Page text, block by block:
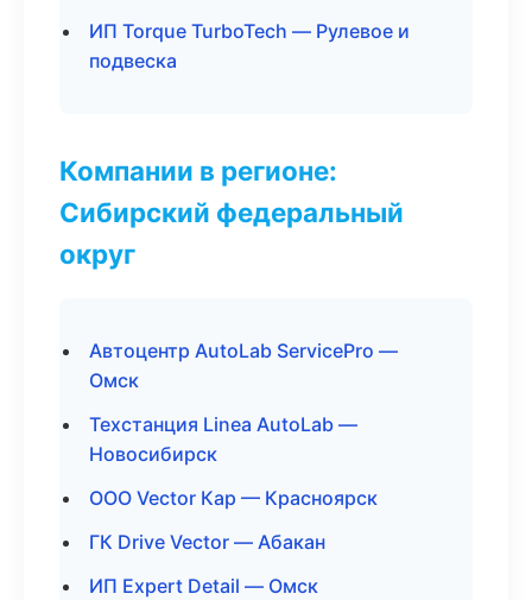
ИП Torque TurboTech — Рулевое и
подвеска
Компании в регионе:
Сибирский федеральный
округ
Автоцентр AutoLab ServicePro —
Омск
Техстанция Linea AutoLab —
Новосибирск
ООО Vector Кар — Красноярск
ГК Drive Vector — Абакан
ИП Expert Detail — Омск